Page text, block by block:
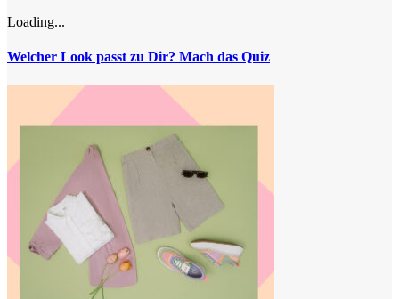
Loading...
Welcher Look passt zu Dir? Mach das Quiz